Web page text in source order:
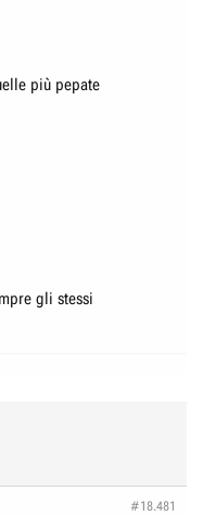
più pepate
gli stessi
#18.481